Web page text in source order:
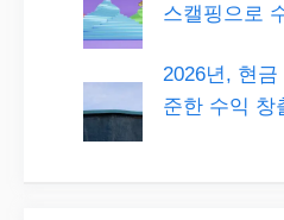
스캘핑으로
2026년, 현
준한 수익 창